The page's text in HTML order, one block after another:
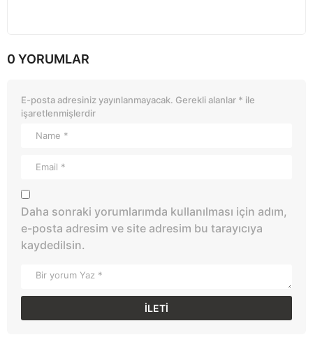
0 YORUMLAR
E-posta adresiniz yayınlanmayacak. Gerekli alanlar * ile
işaretlenmişlerdir
Daha sonraki yorumlarımda kullanılması için adım,
e-posta adresim ve site adresim bu tarayıcıya
kaydedilsin.